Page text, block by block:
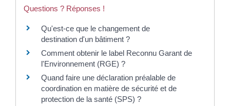
Questions ? Réponses !
Qu'est-ce que le changement de
destination d'un bâtiment ?
Comment obtenir le label Reconnu Garant de
l'Environnement (RGE) ?
Quand faire une déclaration préalable de
coordination en matière de sécurité et de
protection de la santé (SPS) ?